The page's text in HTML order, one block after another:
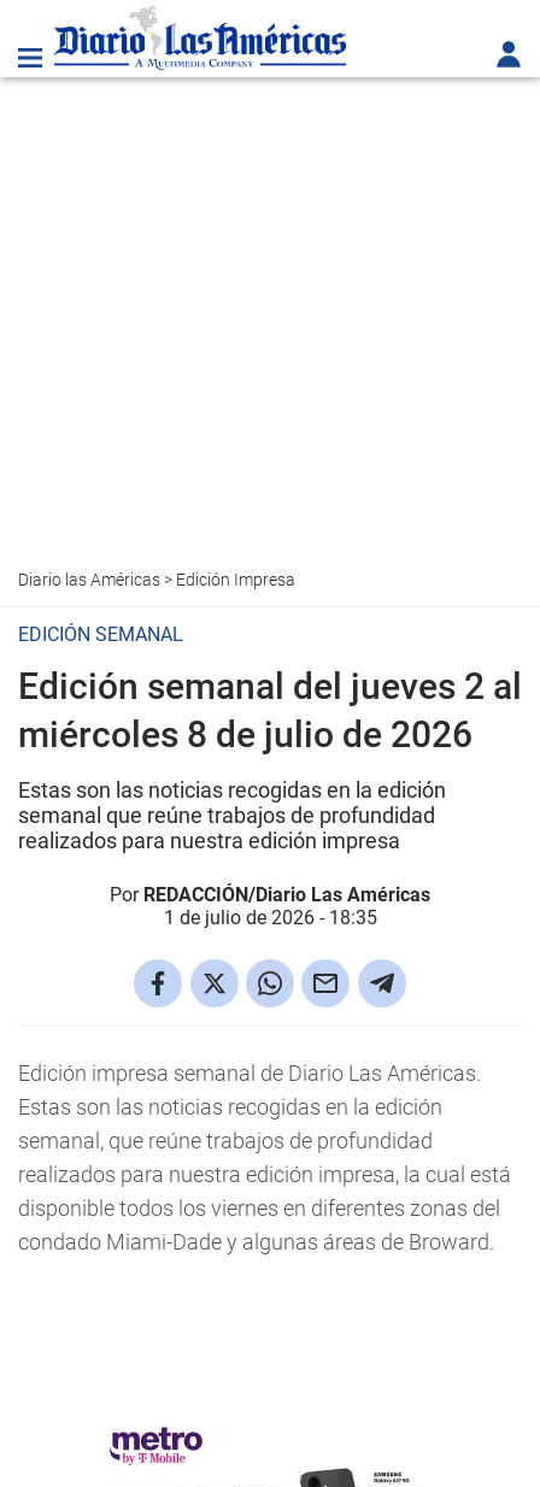
Diario las Américas> Edición Impresa
EDICIÓN SEMANAL
Edición semanal del jueves 2 al
miércoles 8 de julio de 2026
Estas son las noticias recogidas en la edición
semanal que reúne trabajos de profundidad
realizados para nuestra edición impresa
Por REDACCIÓN/Diario Las Américas
1 de julio de 2026 - 18:35
Edición impresa semanal de Diario Las Américas.
Estas son las noticias recogidas en la edición
semanal, que reúne trabajos de profundidad
realizados para nuestra edición impresa, la cual está
disponible todos los viernes en diferentes zonas del
condado Miami-Dade y algunas áreas de Broward.